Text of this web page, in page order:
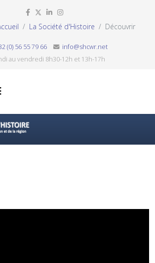
La Société d'Histoire Découvrir
(0) 56 55 79 66
info@shcwr.net
au vendredi 8h30-12h et 13h-17h